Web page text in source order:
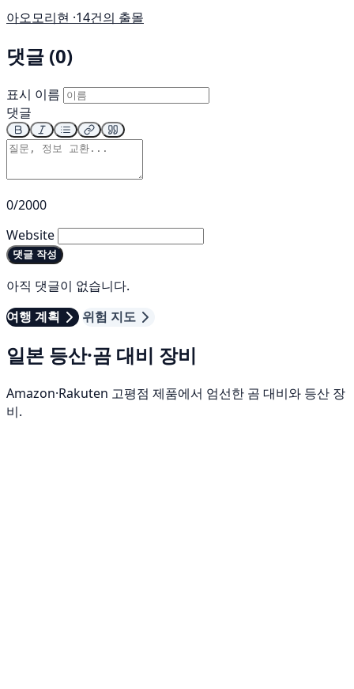
아오모리현 ·14건의 출몰
댓글 (0)
표시 이름
댓글
0/2000
Website
댓글 작성
아직 댓글이 없습니다.
여행 계획
위험 지도
일본 등산·곰 대비 장비
Amazon·Rakuten 고평점 제품에서 엄선한 곰 대비와 등산 장
비.